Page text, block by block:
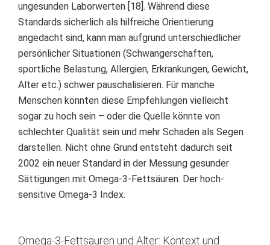
ungesunden Laborwerten [18]. Während diese
Standards sicherlich als hilfreiche Orientierung
angedacht sind, kann man aufgrund unterschiedlicher
persönlicher Situationen (Schwangerschaften,
sportliche Belastung, Allergien, Erkrankungen, Gewicht,
Alter etc.) schwer pauschalisieren. Für manche
Menschen könnten diese Empfehlungen vielleicht
sogar zu hoch sein – oder die Quelle könnte von
schlechter Qualität sein und mehr Schaden als Segen
darstellen. Nicht ohne Grund entsteht dadurch seit
2002 ein neuer Standard in der Messung gesunder
Sättigungen mit Omega-3-Fettsäuren. Der hoch-
sensitive Omega-3 Index.
Omega-3-Fettsäuren und Alter: Kontext und